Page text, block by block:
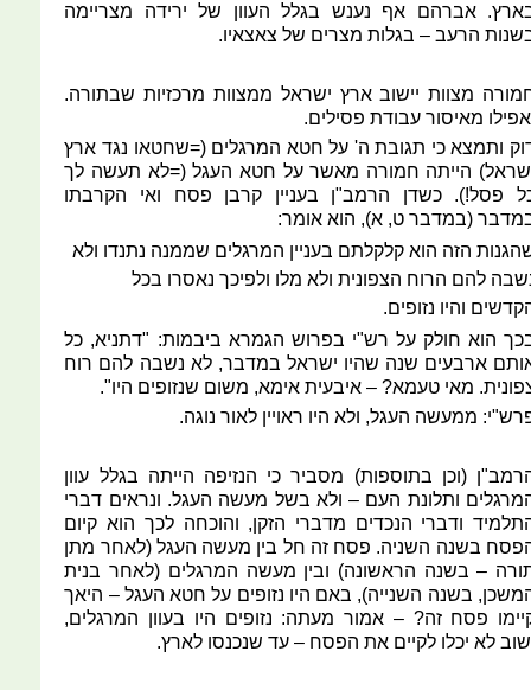
אברהם אף נענש בגלל העוון של ירידה מצריימה
הרעב – בגלות מצרים של צאצאיו.
מצוות יישוב ארץ ישראל ממצוות מרכזיות שבתורה.
מאיסור עבודת פסילים.
ותמצא כי תגובת ה' על חטא המרגלים (=שחטאו נגד ארץ
הייתה חמורה מאשר על חטא העגל (=לא תעשה לך
פסל!). כשדן הרמב"ן בעניין קרבן פסח ואי הקרבתו
(במדבר ט, א), הוא אומר:
הזה הוא קלקלתם בעניין המרגלים שממנה נתנדו ולא
להם הרוח הצפונית ולא מלו ולפיכך נאסרו בכל
והיו נזופים.
הוא חולק על רש"י בפרוש הגמרא ביבמות: "דתניא, כל
ארבעים שנה שהיו ישראל במדבר, לא נשבה להם רוח
מאי טעמא? – איבעית אימא, משום שנזופים היו".
ממעשה העגל, ולא היו ראויין לאור נוגה.
(וכן בתוספות) מסביר כי הנזיפה הייתה בגלל עוון
ותלונת העם – ולא בשל מעשה העגל. ונראים דברי
ודברי הנכדים מדברי הזקן, והוכחה לכך הוא קיום
בשנה השניה. פסח זה חל בין מעשה העגל (לאחר מתן
– בשנה הראשונה) ובין מעשה המרגלים (לאחר בנית
בשנה השנייה), באם היו נזופים על חטא העגל – היאך
פסח זה? – אמור מעתה: נזופים היו בעוון המרגלים,
לא יכלו לקיים את הפסח – עד שנכנסו לארץ.